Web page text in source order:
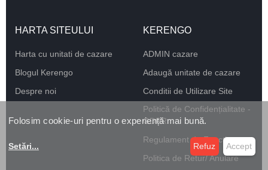
HARTA SITEULUI
Harta cu unitati de cazare
Blogul Kerengo
Despre noi
KERENGO
ADMIN cazare
Adaugă unitate de cazare
Conditii de Utilizare Site
Politică de Confidențialitate -
GDPR
Regulament de Funcționare
Politica de Retur/ Anulare
Folosim cookie-uri pentru o experiență mai bună.
Setări... Refuz Accept